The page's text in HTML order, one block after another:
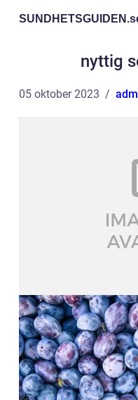
SUNDHETSGUIDEN.
nyttig
05 oktober 2023